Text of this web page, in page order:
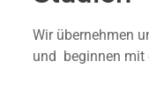
Wir übernehmen
und beginnen mit